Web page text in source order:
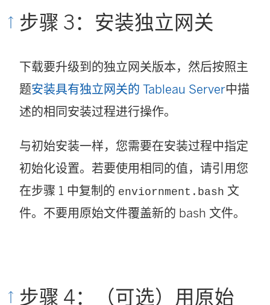
步骤 3：安装独立网关
下载要升级到的独立网关版本，然后按照主
题安装具有独立网关的 Tableau Server中描
述的相同安装过程进行操作。
与初始安装一样，您需要在安装过程中指定
初始化设置。若要使用相同的值，请引用您
在步骤 1 中复制的 enviornment.bash 文
件。不要用原始文件覆盖新的 bash 文件。
步骤 4：（可选）用原始